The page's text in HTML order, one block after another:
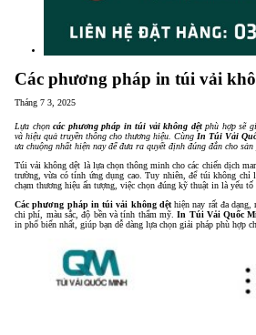
Các phương pháp in túi vải
Tháng 7 3, 2025
Lựa chọncác phương pháp in túi vải không dệtphù hợp sẽ
và hiệu quả truyền thông cho thương hiệu. Cùng In Túi Vải
ưa chuộng nhất hiện nay để đưa ra quyết định đúng đắn cho sản
Túi vải không dệt là lựa chọn thông minh cho các chiến dịch
trường, vừa có tính ứng dụng cao. Tuy nhiên, để túi không chỉ
chạm thương hiệu ấn tượng, việc chọn đúng kỹ thuật in là yếu tố
Các phương pháp in túi vải không dệthiện nay rất đa dạng,
chi phí, màu sắc, độ bền và tính thẩm mỹ.In Túi Vải Quốc
in phổ biến nhất, giúp bạn dễ dàng lựa chọn giải pháp phù hợp